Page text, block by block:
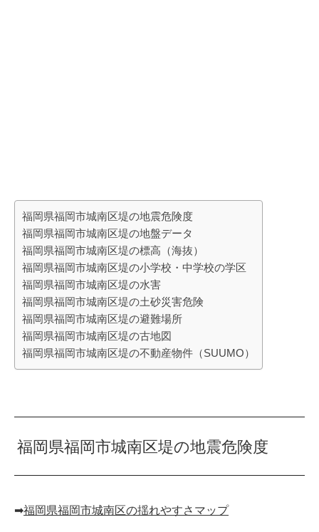
福岡県福岡市城南区堤の地震危険度
福岡県福岡市城南区堤の地盤データ
福岡県福岡市城南区堤の標高（海抜）
福岡県福岡市城南区堤の小学校・中学校の学区
福岡県福岡市城南区堤の水害
福岡県福岡市城南区堤の土砂災害危険
福岡県福岡市城南区堤の避難場所
福岡県福岡市城南区堤の古地図
福岡県福岡市城南区堤の不動産物件（SUUMO）
福岡県福岡市城南区堤の地震危険度
➡︎福岡県福岡市城南区の揺れやすさマップ